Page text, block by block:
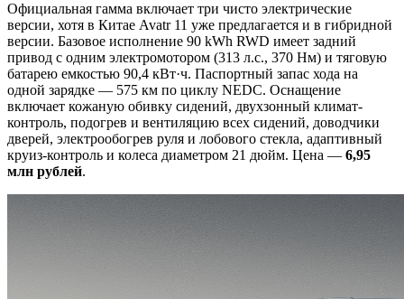
Официальная гамма включает три чисто электрические
версии, хотя в Китае Avatr 11 уже предлагается и в гибридной
версии. Базовое исполнение 90 kWh RWD имеет задний
привод с одним электромотором (313 л.с., 370 Нм) и тяговую
батарею емкостью 90,4 кВт·ч. Паспортный запас хода на
одной зарядке — 575 км по циклу NEDC. Оснащение
включает кожаную обивку сидений, двухзонный климат-
контроль, подогрев и вентиляцию всех сидений, доводчики
дверей, электрообогрев руля и лобового стекла, адаптивный
круиз-контроль и колеса диаметром 21 дюйм. Цена — 6,95
млн рублей.